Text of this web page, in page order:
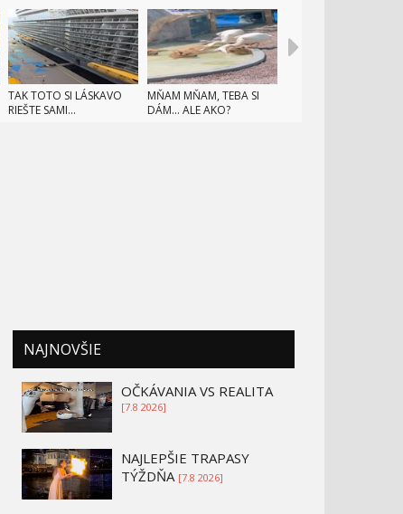
TAK TOTO SI LÁSKAVO
RIEŠTE SAMI...
MŇAM MŇAM, TEBA SI
DÁM... ALE AKO?
NAJNOVŠIE
OČKÁVANIA VS REALITA
[7.8 2026]
NAJLEPŠIE TRAPASY
TÝŽDŇA [7.8 2026]